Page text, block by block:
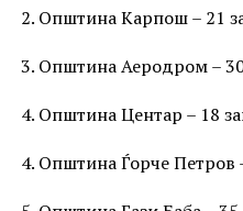
2. Општина Карпош – 21
3. Општина Аеродром –
4. Општина Центар – 18
4. Општина Ѓорче Петров